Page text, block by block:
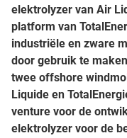
elektrolyzer van Air
platform van
industriële en zware
door gebruik te
twee offshore
Liquide en
venture voor de
elektrolyzer voor de